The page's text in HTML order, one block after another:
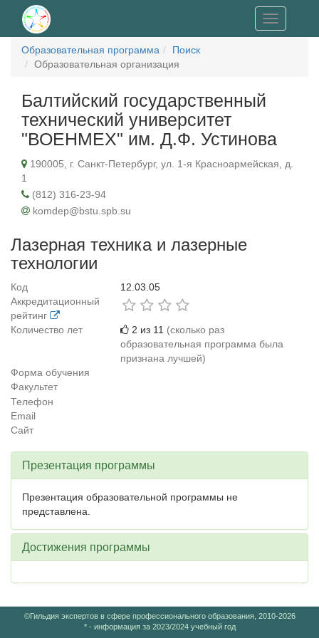
Toggle
navigation
Образовательная программа
Поиск
Образовательная организация
Балтийский государственный
технический университет
"ВОЕНМЕХ" им. Д.Ф. Устинова
190005, г. Санкт-Петербург, ул. 1-я Красноармейская, д.
1
(812) 316-23-94
komdep@bstu.spb.su
Лазерная техника и лазерные
технологии
Код
12.03.05
Аккредитационный
рейтинг
Количество лет
2 из 11 (сколько раз
образовательная программа была
признана лучшей)
Форма обучения
Факультет
Телефон
Email
Сайт
Презентация программы
Презентация образовательной программы не
представлена.
Достижения программы
©Гильдия экспертов в сфере профессионального образования, 2010-2026
* - информация за 2023/2024 учебный год